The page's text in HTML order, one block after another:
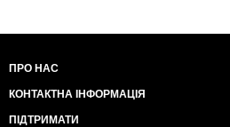
ПРО НАС
КОНТАКТНА ІНФОРМАЦІЯ
ПІДТРИМАТИ